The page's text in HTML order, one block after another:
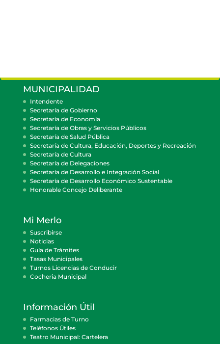
MUNICIPALIDAD
Intendente
Secretaría de Gobierno
Secretaría de Economía
Secretaría de Obras y Servicios Públicos
Secretaría de Salud Pública
Secretaría de Cultura, Educación, Deportes y Recreación
Secretaría de Cultura
Secretaría de Delegaciones
Secretaría de Desarrollo e Integración Social
Secretaría de Desarrollo Económico Sustentable
Honorable Concejo Deliberante
Mi Merlo
Suscribirse
Noticias
Guía de Trámites
Tasas Municipales
Turnos Licencias de Conducir
Cocheria Municipal
Información Útil
Farmacias de Turno
Teléfonos Útiles
Teatro Municipal: Cartelera